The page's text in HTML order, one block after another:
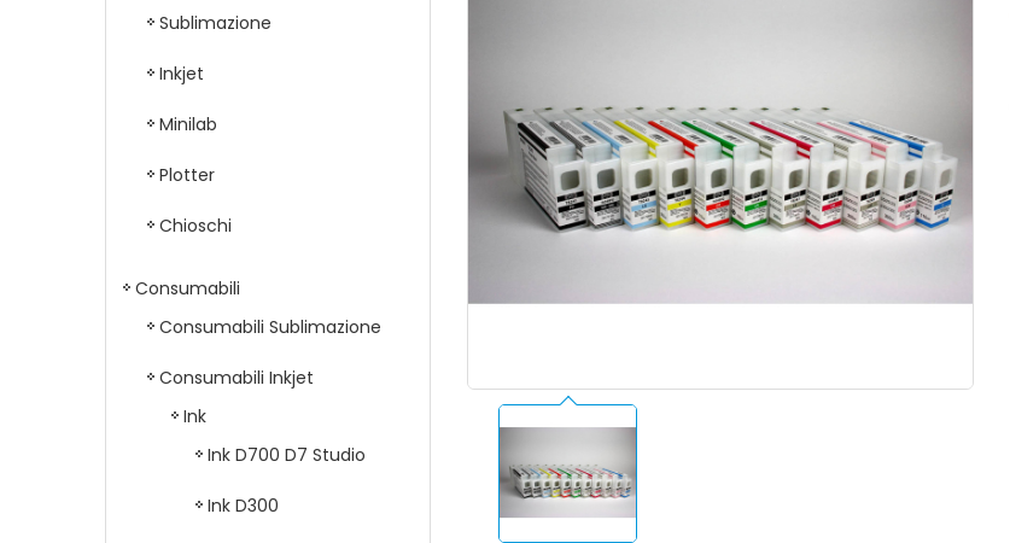
Sublimazione
Inkjet
Minilab
Plotter
Chioschi
Consumabili
Consumabili Sublimazione
Consumabili Inkjet
Ink
Ink D700 D7 Studio
Ink D300